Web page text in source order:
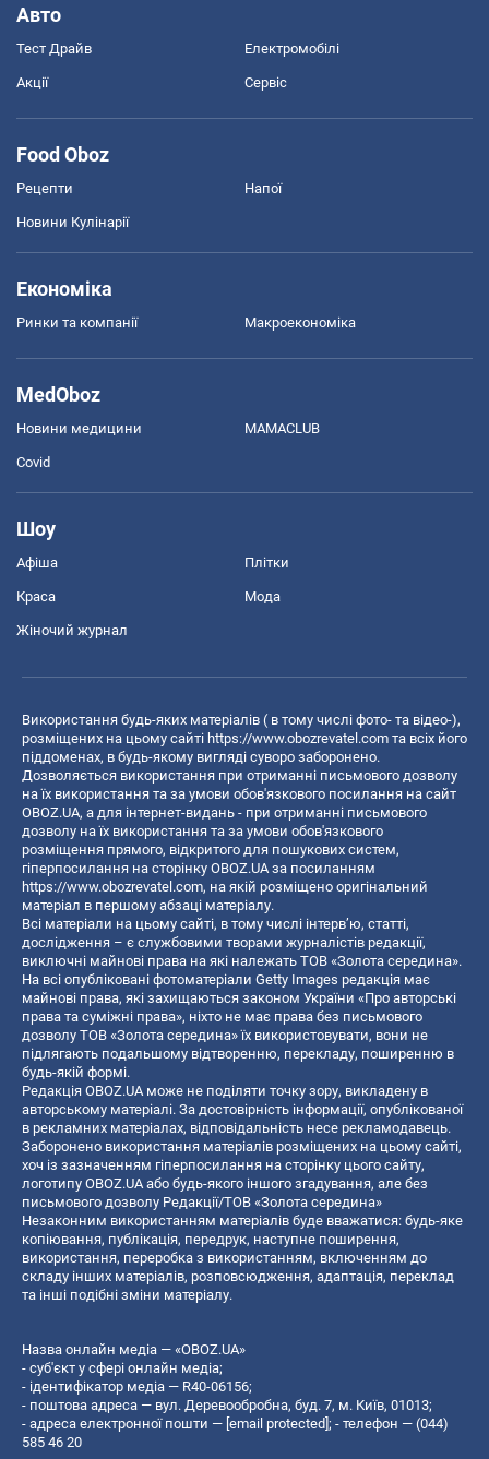
Авто
Тест Драйв Електромобілі
Акції Сервіс
Food Oboz
Рецепти Напої
Новини Кулінарії
Економіка
Ринки та компанії Макроекономіка
MedOboz
Новини медицини MAMACLUB
Covid
Шоу
Афіша Плітки
Краса Мода
Жіночий журнал
Використання будь-яких матеріалів ( в тому числі фото- та відео-),
розміщених на цьому сайті https://www.obozrevatel.com та всіх його
піддоменах, в будь-якому вигляді суворо заборонено.
Дозволяється використання при отриманні письмового дозволу
на їх використання та за умови обов'язкового посилання на сайт
OBOZ.UA, а для інтернет-видань - при отриманні письмового
дозволу на їх використання та за умови обов'язкового
розміщення прямого, відкритого для пошукових систем,
гіперпосилання на сторінку OBOZ.UA за посиланням
https://www.obozrevatel.com, на якій розміщено оригінальний
матеріал в першому абзаці матеріалу.
Всі матеріали на цьому сайті, в тому числі інтерв’ю, статті,
дослідження – є службовими творами журналістів редакції,
виключні майнові права на які належать ТОВ «Золота середина».
На всі опубліковані фотоматеріали Getty Images редакція має
майнові права, які захищаються законом України «Про авторські
права та суміжні права», ніхто не має права без письмового
дозволу ТОВ «Золота середина» їх використовувати, вони не
підлягають подальшому відтворенню, перекладу, поширенню в
будь-якій формі.
Редакція OBOZ.UA може не поділяти точку зору, викладену в
авторському матеріалі. За достовірність інформації, опублікованої
в рекламних матеріалах, відповідальність несе рекламодавець.
Заборонено використання матеріалів розміщених на цьому сайті,
хоч із зазначенням гіперпосилання на сторінку цього сайту,
логотипу OBOZ.UA або будь-якого іншого згадування, але без
письмового дозволу Редакції/ТОВ «Золота середина»
Незаконним використанням матеріалів буде вважатися: будь-яке
копiювання, публiкацiя, передрук, наступне поширення,
використання, переробка з використанням, включенням до
складу інших матеріалів, розповсюдження, адаптація, переклад
та інші подібні зміни матеріалу.
Назва онлайн медіа — «OBOZ.UA»
- суб'єкт у сфері онлайн медіа;
- ідентифікатор медіа — R40-06156;
- поштова адреса — вул. Деревообробна, буд. 7, м. Київ, 01013;
- адреса електронної пошти — [email protected]; - телефон — (044)
585 46 20